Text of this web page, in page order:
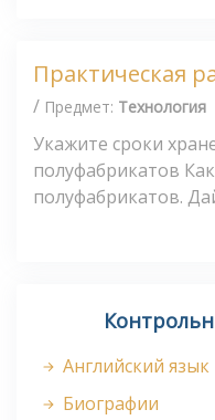
Практическая
/ Предмет: Технология
Укажите сроки
полуфабрикатов
полуфабрикатов.
Английский язык
Биографии